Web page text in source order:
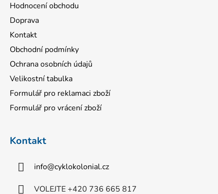
Hodnocení obchodu
Doprava
Kontakt
Obchodní podmínky
Ochrana osobních údajů
Velikostní tabulka
Formulář pro reklamaci zboží
Formulář pro vrácení zboží
Kontakt
info@cyklokolonial.cz
VOLEJTE +420 736 665 817